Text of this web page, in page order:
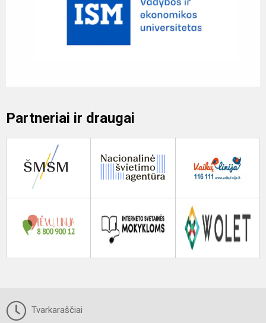
Partneriai ir draugai
Tvarkaraščiai